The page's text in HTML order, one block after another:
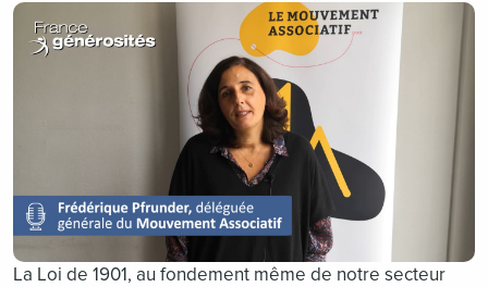
La Loi de 1901, au fondement même de notre secteur